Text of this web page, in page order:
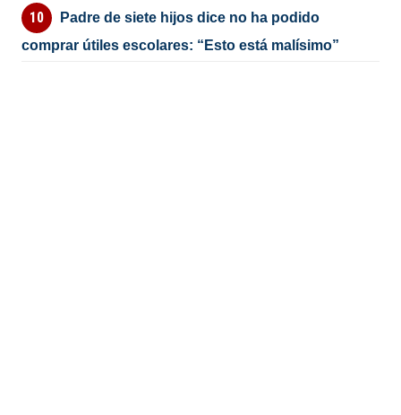
Padre de siete hijos dice no ha podido
comprar útiles escolares: “Esto está malísimo”